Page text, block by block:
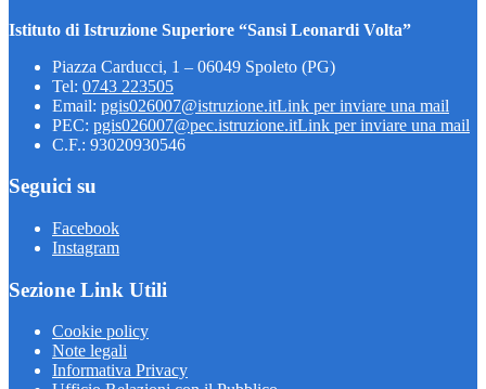
Istituto di Istruzione Superiore “Sansi Leonardi Volta”
Piazza Carducci, 1 – 06049 Spoleto (PG)
Tel: 0743 223505
Email: pgis026007@istruzione.itLink per inviare una mail
PEC: pgis026007@pec.istruzione.itLink per inviare una mail
C.F.: 93020930546
Seguici su
Facebook
Instagram
Sezione Link Utili
Cookie policy
Note legali
Informativa Privacy